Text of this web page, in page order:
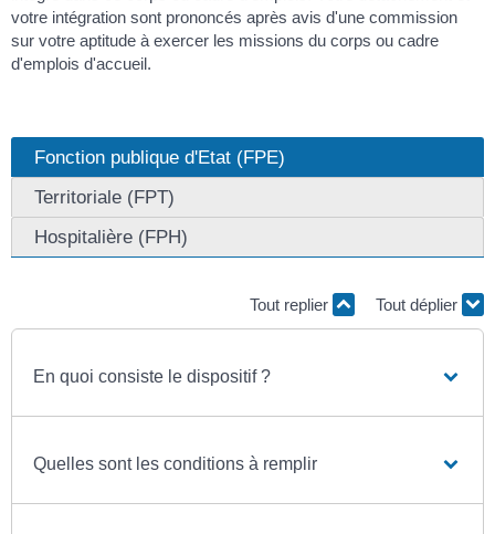
votre intégration sont prononcés après avis d'une commission
sur votre aptitude à exercer les missions du corps ou cadre
d'emplois d'accueil.
Fonction publique d'Etat (FPE)
Territoriale (FPT)
Hospitalière (FPH)
Tout replier Tout déplier
En quoi consiste le dispositif ?
Quelles sont les conditions à remplir